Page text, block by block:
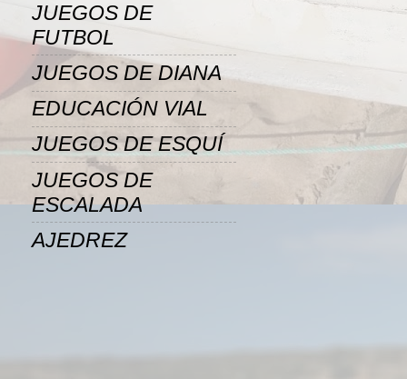
JUEGOS DE
FUTBOL
JUEGOS DE DIANA
EDUCACIÓN VIAL
JUEGOS DE ESQUÍ
JUEGOS DE
ESCALADA
AJEDREZ